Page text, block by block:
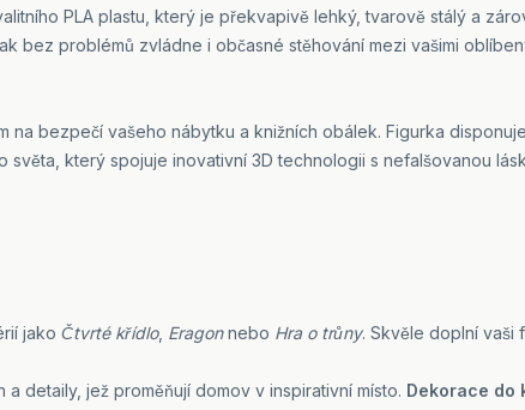
PLA plastu, který je překvapivě lehký, tvarově stálý a
bez problémů zvládne i občasné stěhování mezi vašimi
na bezpečí vašeho nábytku a knižních obálek. Figurka
který spojuje inovativní 3D technologii s nefalšovanou
jako Čtvrté křídlo, Eragonnebo Hra o trůny. Skvěle doplní vaši
detaily, jež proměňují domov v inspirativní místo. Dekorace do